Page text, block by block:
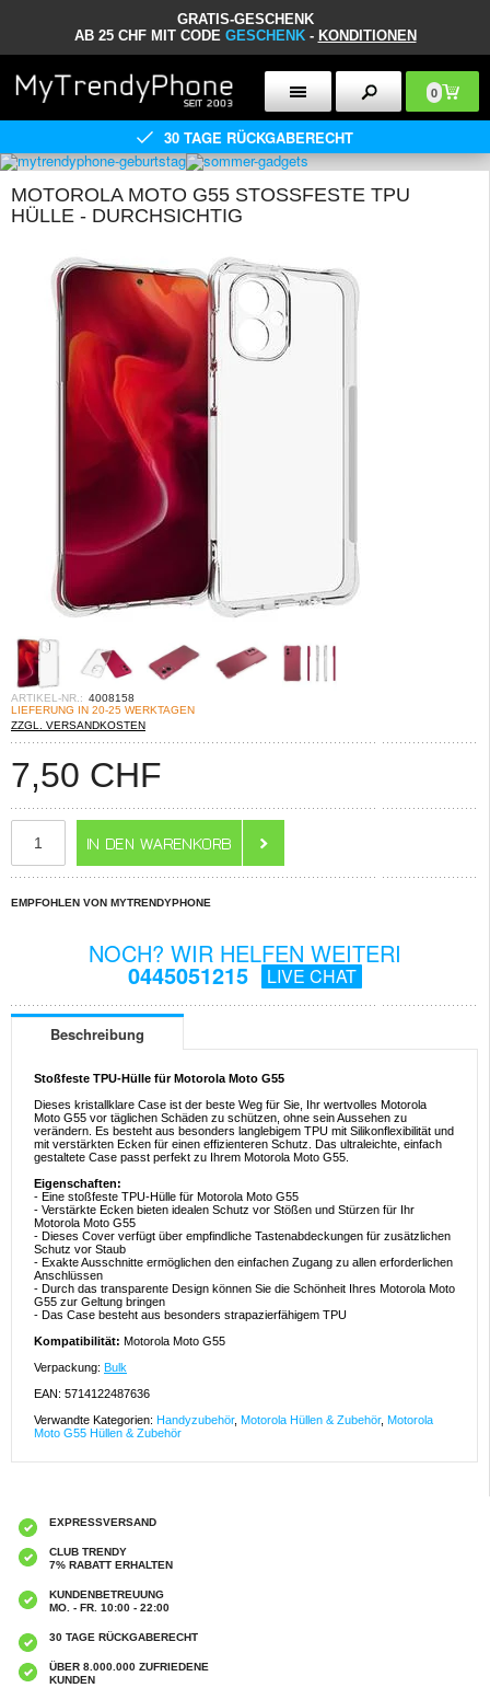
GRATIS-GESCHENK
AB 25 CHF MIT CODE GESCHENK- KONDITIONEN
0
30 TAGE RÜCKGABERECHT
MOTOROLA MOTO G55 STOSSFESTE TPU H
ÜLLE - DURCHSICHTIG
ARTIKEL-NR.: 4008158
LIEFERUNG IN 20-25 WERKTAGEN
ZZGL. VERSANDKOSTEN
7,50 CHF
EMPFOHLEN VON MYTRENDYPHONE
NOCH? WIR HELFEN WEITERI
0445051215 LIVE CHAT
Beschreibung
Stoßfeste TPU-Hülle für Motorola Moto G55
Dieses kristallklare Case ist der beste Weg für Sie, Ihr wertvolles Motorola
Moto G55 vor täglichen Schäden zu schützen, ohne sein Aussehen zu
verändern. Es besteht aus besonders langlebigem TPU mit Silikonflexibilität und
mit verstärkten Ecken für einen effizienteren Schutz. Das ultraleichte, einfach
gestaltete Case passt perfekt zu Ihrem Motorola Moto G55.
Eigenschaften:
- Eine stoßfeste TPU-Hülle für Motorola Moto G55
- Verstärkte Ecken bieten idealen Schutz vor Stößen und Stürzen für Ihr
Motorola Moto G55
- Dieses Cover verfügt über empfindliche Tastenabdeckungen für zusätzlichen
Schutz vor Staub
- Exakte Ausschnitte ermöglichen den einfachen Zugang zu allen erforderlichen
Anschlüssen
- Durch das transparente Design können Sie die Schönheit Ihres Motorola Moto
G55 zur Geltung bringen
- Das Case besteht aus besonders strapazierfähigem TPU
Kompatibilität: Motorola Moto G55
Verpackung: Bulk
EAN: 5714122487636
Verwandte Kategorien: Handyzubehör, Motorola Hüllen & Zubehör, Motorola
Moto G55 Hüllen & Zubehör
EXPRESSVERSAND
CLUB TRENDY
7% RABATT ERHALTEN
KUNDENBETREUUNG
MO. - FR. 10:00 - 22:00
30 TAGE RÜCKGABERECHT
ÜBER 8.000.000 ZUFRIEDENE
KUNDEN